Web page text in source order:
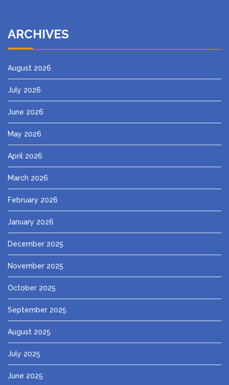
ARCHIVES
August 2026
July 2026
June 2026
May 2026
April 2026
March 2026
February 2026
January 2026
December 2025
November 2025
October 2025
September 2025
August 2025
July 2025
June 2025